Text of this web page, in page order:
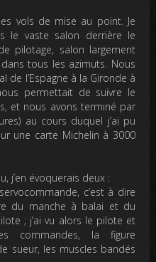
vols de mise au point. Je
le vaste salon derrière le
pilotage, salon largement
tous les azimuts. Nous
de l’Espagne à la Gironde à
permettait de suivre le
et nous avons terminé par
au cours duquel j’ai pu
une carte Michelin à 3000
j’en évoquerais deux :
c’est à dire
du manche à balai et du
; j’ai vu alors le pilote et
commandes, la figure
sueur, les muscles bandés